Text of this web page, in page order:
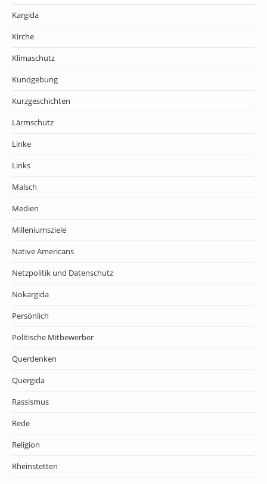
Kargida
Kirche
Klimaschutz
Kundgebung
Kurzgeschichten
Lärmschutz
Linke
Links
Malsch
Medien
Milleniumsziele
Native Americans
Netzpolitik und Datenschutz
Nokargida
Persönlich
Politische Mitbewerber
Querdenken
Quergida
Rassismus
Rede
Religion
Rheinstetten